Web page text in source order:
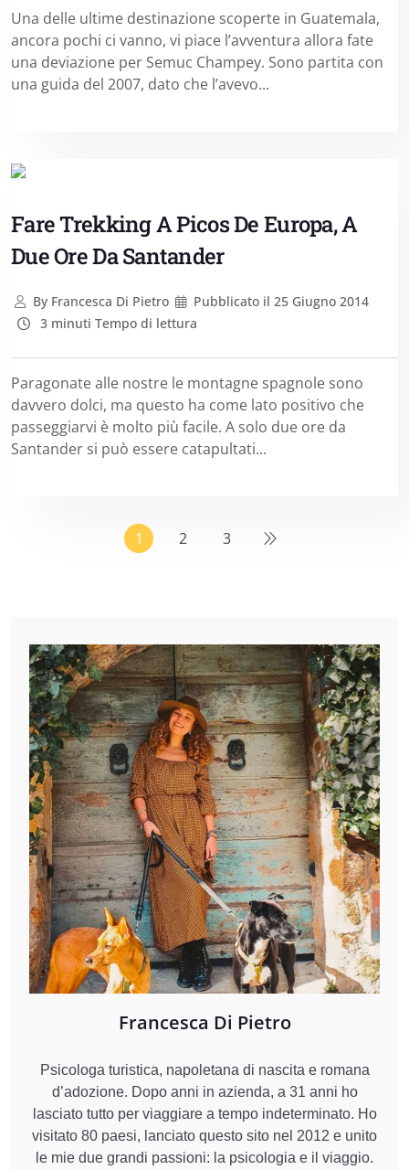
Una delle ultime destinazione scoperte in Guatemala,
ancora pochi ci vanno, vi piace l’avventura allora fate
una deviazione per Semuc Champey. Sono partita con
una guida del 2007, dato che l’avevo...
Fare Trekking A Picos De Europa, A
Due Ore Da Santander
ByFrancesca Di Pietro Pubblicato il 25 Giugno 2014
3 minuti Tempo di lettura
Paragonate alle nostre le montagne spagnole sono
davvero dolci, ma questo ha come lato positivo che
passeggiarvi è molto più facile. A solo due ore da
Santander si può essere catapultati...
1 2 3
Francesca Di Pietro
Psicologa turistica, napoletana di nascita e romana
d’adozione. Dopo anni in azienda, a 31 anni ho
lasciato tutto per viaggiare a tempo indeterminato. Ho
visitato 80 paesi, lanciato questo sito nel 2012 e unito
le mie due grandi passioni: la psicologia e il viaggio.